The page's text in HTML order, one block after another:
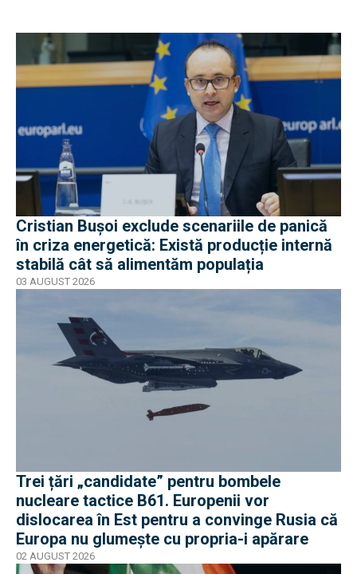
Cristian Bușoi exclude scenariile de panică
în criza energetică: Există producție internă
stabilă cât să alimentăm populația
03 AUGUST 2026
Trei țări „candidate” pentru bombele
nucleare tactice B61. Europenii vor
dislocarea în Est pentru a convinge Rusia că
Europa nu glumește cu propria-i apărare
02 AUGUST 2026